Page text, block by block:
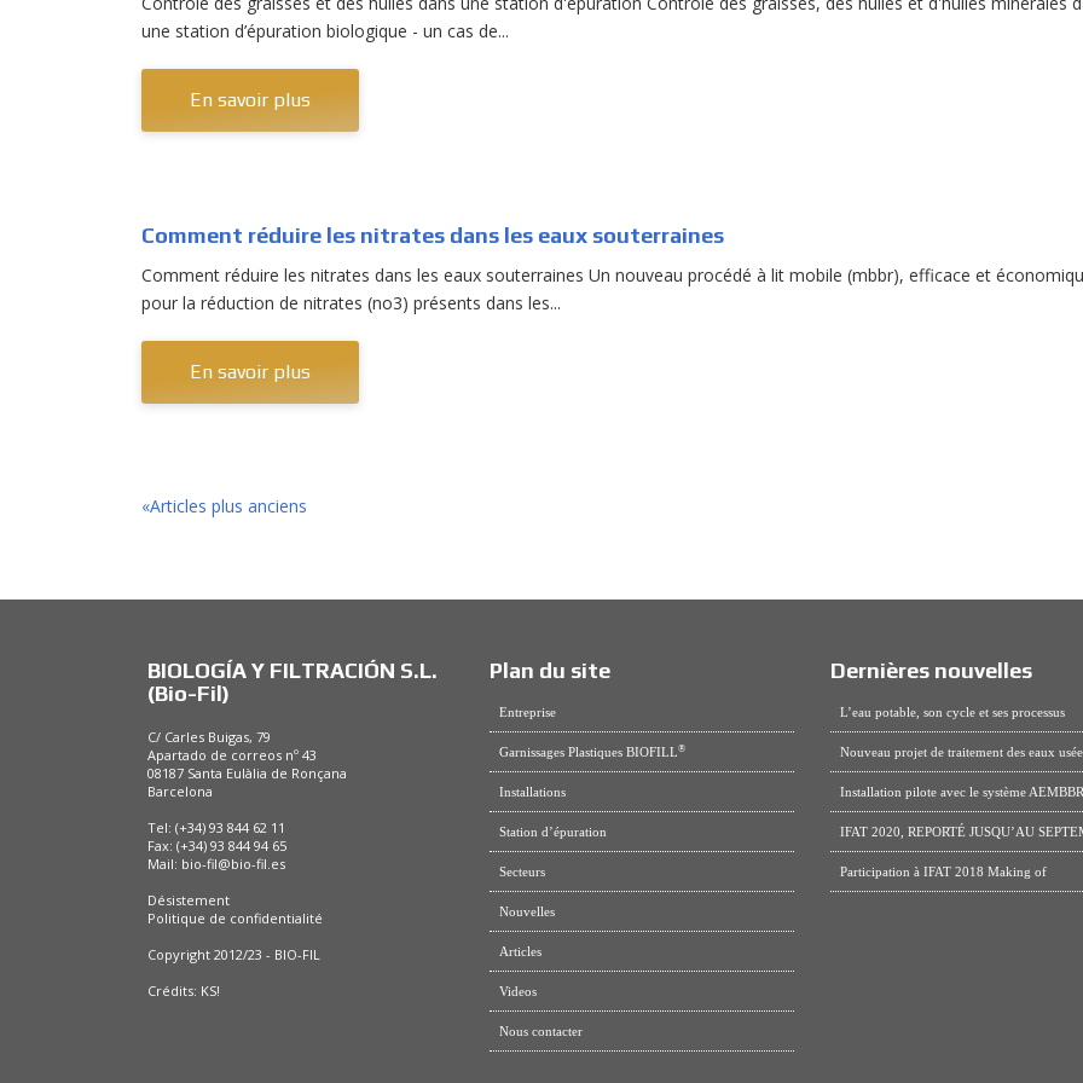
une station d’épuration biologique - un cas de...
En savoir plus
Comment réduire les nitrates dans les eaux souterraines
Comment réduire les nitrates dans les eaux souterraines Un nouveau procédé à lit mobile (mbbr), efficace et
pour la réduction de nitrates (no3) présents dans les...
En savoir plus
«Articles plus anciens
BIOLOGÍA Y FILTRACIÓN S.L.
(Bio-Fil)
C/ Carles Buigas, 79
Apartado de correos nº 43
08187 Santa Eulàlia de Ronçana
Barcelona
Tel: (+34) 93 844 62 11
Fax: (+34) 93 844 94 65
Mail: bio-fil@bio-fil.es
Désistement
Politique de confidentialité
Copyright 2012/23 - BIO-FIL
Crédits: KS!
Plan du site
Entreprise
Garnissages Plastiques BIOFILL®
Installations
Station d’épuration
Secteurs
Nouvelles
Articles
Videos
Nous contacter
Dernières nouvelles
L’eau potable, son cycle et ses processus
Nouveau projet de traitement des eaux
Installation pilote avec le système
IFAT 2020, REPORTÉ JUSQU’AU
Participation à IFAT 2018 Making of